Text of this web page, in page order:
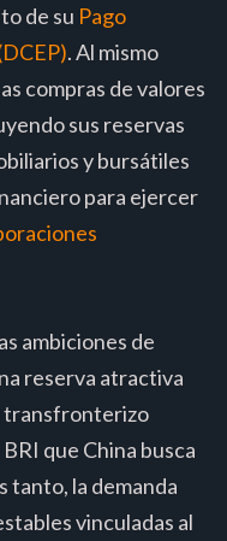
de su Pago
. Al mismo
compras de valores
sus reservas
y bursátiles
para ejercer
ambiciones de
reserva atractiva
transfronterizo
que China busca
tanto, la demanda
vinculadas al